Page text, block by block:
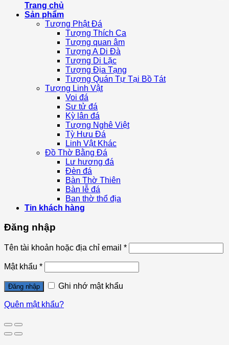
Trang chủ
Sản phẩm
Tượng Phật Đá
Tượng Thích Ca
Tượng quan âm
Tượng A Di Đà
Tượng Di Lặc
Tượng Địa Tạng
Tượng Quán Tự Tại Bồ Tát
Tượng Linh Vật
Voi đá
Sư tử đá
Kỳ lân đá
Tượng Nghê Việt
Tỳ Hưu Đá
Linh Vật Khác
Đồ Thờ Bằng Đá
Lư hương đá
Đèn đá
Bàn Thờ Thiên
Bàn lễ đá
Ban thờ thổ địa
Tin khách hàng
Đăng nhập
Tên tài khoản hoặc địa chỉ email *
Mật khẩu *
Đăng nhập Ghi nhớ mật khẩu
Quên mật khẩu?